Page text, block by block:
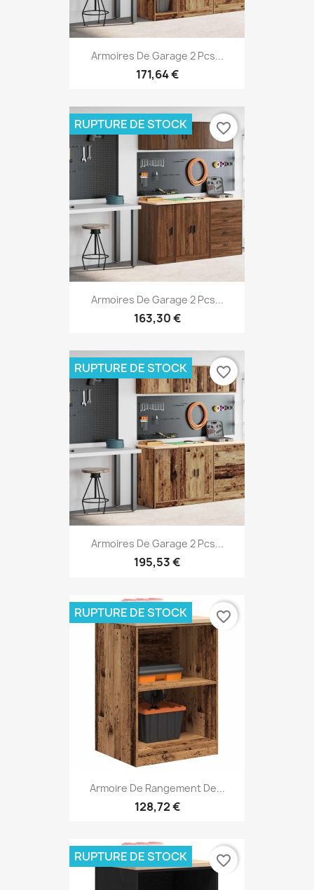
Armoires De Garage 2 Pcs...
171,64 €
Armoires De Garage 2 Pcs...
163,30 €
RUPTURE DE STOCK favorite_border
Armoires De Garage 2 Pcs...
195,53 €
RUPTURE DE STOCK favorite_border
Armoire De Rangement De...
128,72 €
RUPTURE DE STOCK favorite_border
RUPTURE DE STOCK favorite_border